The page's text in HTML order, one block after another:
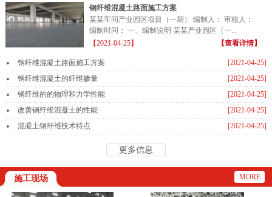
钢纤维混凝土路面施工方案
某某车间产业园区项目（一期） 编制人： 审核人：
编制时间： 一、编制说明 某某产业园区（一...
【2021-04-25】
【查看详情】
[2021-04-25]
钢纤维混凝土路面施工方案
[2021-04-25]
钢纤维混凝土的纤维掺量
[2021-04-25]
钢纤维的的物理和力学性能
[2021-04-25]
改善钢纤维混凝土的性能
[2021-04-25]
混凝土钢纤维技术特点
更多信息
施工现场 MORE